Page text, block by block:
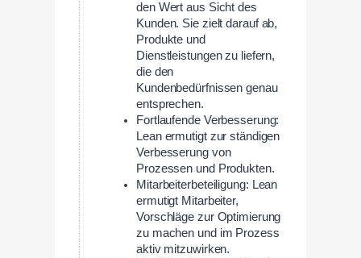
den Wert aus Sicht des
Kunden. Sie zielt darauf ab,
Produkte und
Dienstleistungen zu liefern,
die den
Kundenbedürfnissen genau
entsprechen.
Fortlaufende Verbesserung:
Lean ermutigt zur ständigen
Verbesserung von
Prozessen und Produkten.
Mitarbeiterbeteiligung: Lean
ermutigt Mitarbeiter,
Vorschläge zur Optimierung
zu machen und im Prozess
aktiv mitzuwirken.